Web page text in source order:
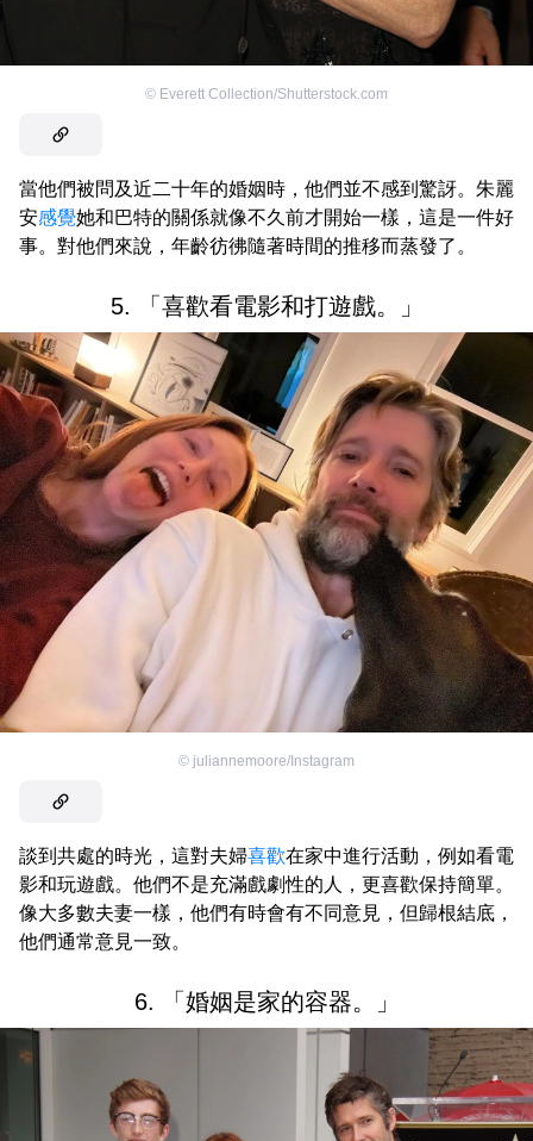
© Everett Collection/Shutterstock.com
當他們被問及近二十年的婚姻時，他們並不感到驚訝。朱麗
安感覺她和巴特的關係就像不久前才開始一樣，這是一件好
事。對他們來說，年齡彷彿隨著時間的推移而蒸發了。
5. 「喜歡看電影和打遊戲。」
© juliannemoore/Instagram
談到共處的時光，這對夫婦喜歡在家中進行活動，例如看電
影和玩遊戲。他們不是充滿戲劇性的人，更喜歡保持簡單。
像大多數夫妻一樣，他們有時會有不同意見，但歸根結底，
他們通常意見一致。
6. 「婚姻是家的容器。」